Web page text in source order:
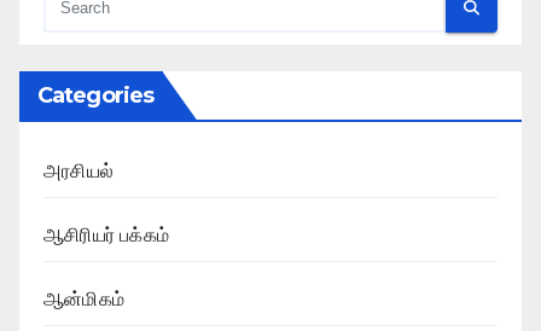
Categories
அரசியல்
ஆசிரியர் பக்கம்
ஆன்மிகம்